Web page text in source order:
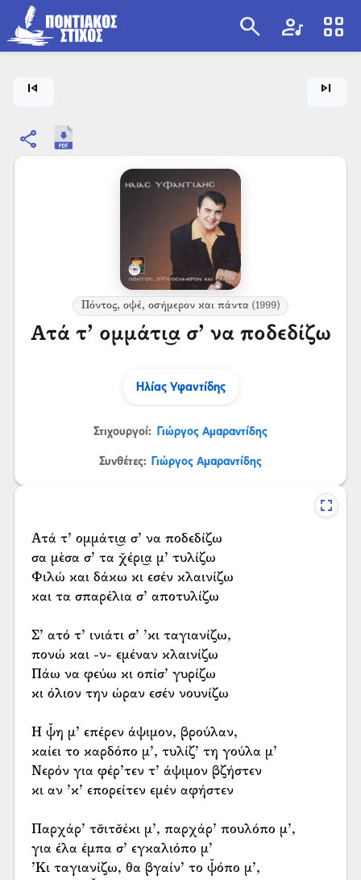
search artist view_cozy
skip_previous skip_next
share
Πόντος, οψέ, οσήμερον και πάντα(1999)
Ατά τ’ ομμάτι͜α σ’ να ποδεδίζω
Ηλίας Υφαντίδης
Στιχουργοί: Γιώργος Αμαραντίδης
Συνθέτες: Γιώργος Αμαραντίδης
Ατά τ’ ομμάτι͜α σ’ να ποδεδίζω
σα μὲσα σ’ τα χ̌έρι͜α μ’ τυλίζω
Φιλώ και δάκω κι εσέν κλαινίζω
και τα σπαρέλια σ’ αποτυλίζω
Σ’ ατό τ’ ινιάτι σ’ ’κι ταγιανίζω,
πονώ και -ν- εμέναν κλαινίζω
Πάω να φεύω κι οπίσ’ γυρίζω
κι όλιον την ώραν εσέν νουνίζω
Η ψ̌η μ’ επέρεν άψιμον, βρούλαν,
καίει το καρδόπο μ’, τυλίζ’ τη γούλα μ’
Νερόν για φέρ’τεν τ’ άψιμον βζήστεν
κι αν ’κ’ επορείτεν εμέν αφήστεν
Παρχάρ’ τσ̌ιτσ̌έκι μ’, παρχάρ’ πουλόπο μ’,
για έλα έμπα σ’ εγκαλιόπο μ’
’Κι ταγιανίζω, θα βγαίν’ το ψ̌όπο μ’,